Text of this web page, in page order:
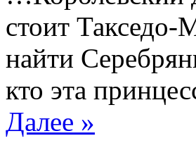
стоит Такседо-
найти
кто эта
Далее »